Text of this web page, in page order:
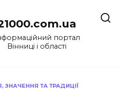
портал
Вінниці і області
ЗНАЧЕННЯ ТА ТРАДИЦІЇ